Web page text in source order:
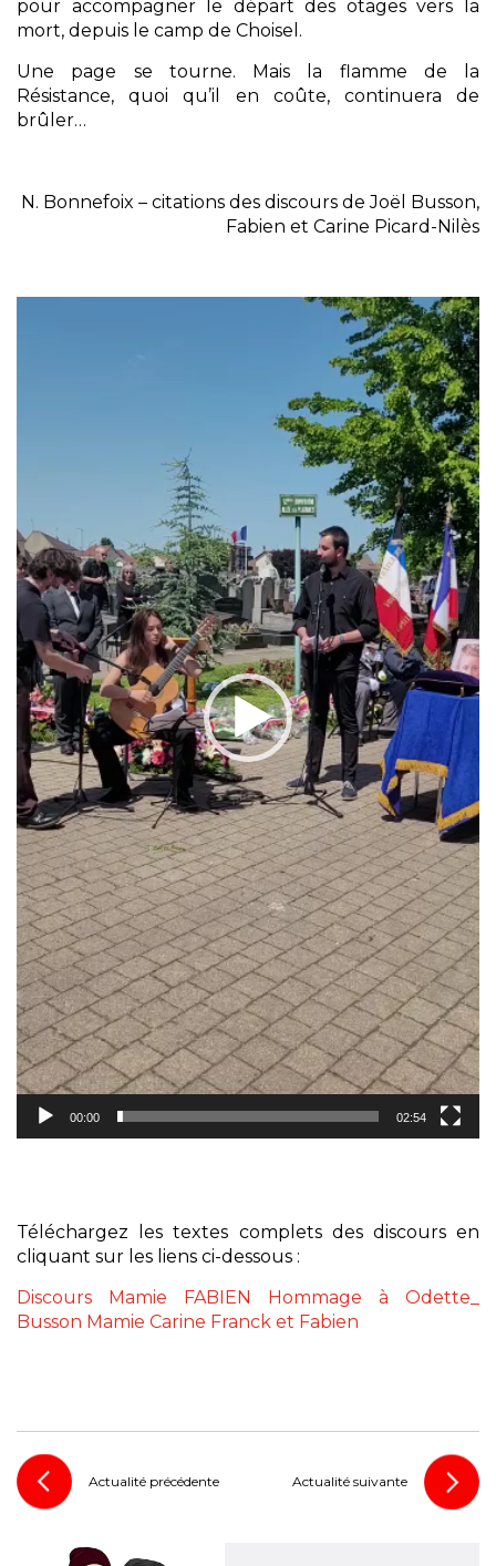
pour accompagner le départ des otages vers la
mort, depuis le camp de Choisel.
Une page se tourne. Mais la flamme de la
Résistance, quoi qu’il en coûte, continuera de
brûler…
N. Bonnefoix – citations des discours de Joël Busson,
Fabien et Carine Picard-Nilès
00:00 02:54
Téléchargez les textes complets des discours en
cliquant sur les liens ci-dessous :
Discours Mamie FABIEN
Hommage à Odette_
Busson Mamie Carine Franck et Fabien
Actualité précédente Actualité suivante